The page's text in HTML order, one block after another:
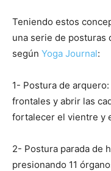
Teniendo estos
una serie de posturas
según Yoga Journal:
1- Postura de
frontales y abrir las
fortalecer el vientre y
2- Postura parada de
presionando 11